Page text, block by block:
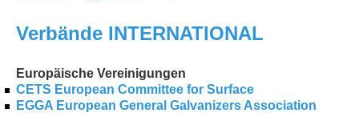
Verbände INTERNATIONAL
Europäische Vereinigungen
CETS European Committee for Surface
EGGA European General Galvanizers Association